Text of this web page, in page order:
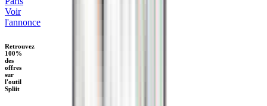
Voir
l'annonce
Retrouvez
100%
des
offres
sur
l'outil
Spliit